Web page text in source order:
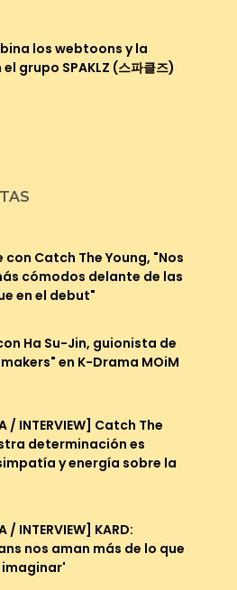
los webtoons y la
grupo SPAKLZ (스파클즈)
Catch The Young, "Nos
cómodos delante de las
en el debut"
Ha Su-Jin, guionista de
en K-Drama MOiM
/ INTERVIEW] Catch The
determinación es
y energía sobre la
/ INTERVIEW] KARD:
nos aman más de lo que